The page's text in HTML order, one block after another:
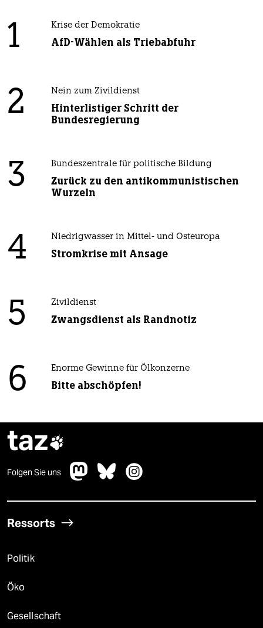
1 Krise der Demokratie
AfD-Wählen als Triebabfuhr
2 Nein zum Zivildienst
Hinterlistiger Schritt der
Bundesregierung
3 Bundeszentrale für politische Bildung
Zurück zu den antikommunistischen
Wurzeln
4 Niedrigwasser in Mittel- und Osteuropa
Stromkrise mit Ansage
5 Zivildienst
Zwangsdienst als Randnotiz
6 Enorme Gewinne für Ölkonzerne
Bitte abschöpfen!
taz
Folgen Sie uns
Ressorts
Politik
Öko
Gesellschaft